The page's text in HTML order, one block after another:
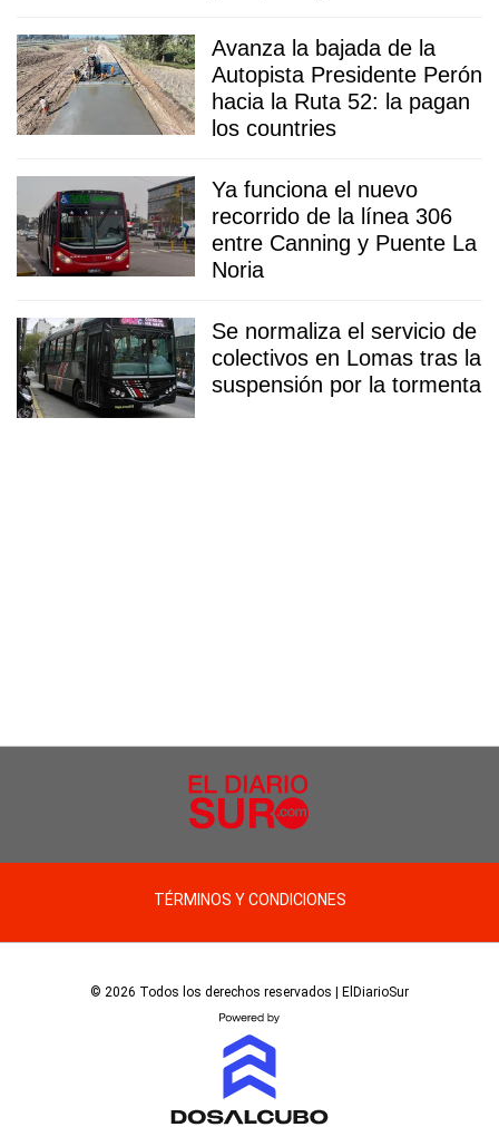
Avanza la bajada de la
Autopista Presidente Perón
hacia la Ruta 52: la pagan
los countries
Ya funciona el nuevo
recorrido de la línea 306
entre Canning y Puente La
Noria
Se normaliza el servicio de
colectivos en Lomas tras la
suspensión por la tormenta
TÉRMINOS Y CONDICIONES
© 2026 Todos los derechos reservados | ElDiarioSur